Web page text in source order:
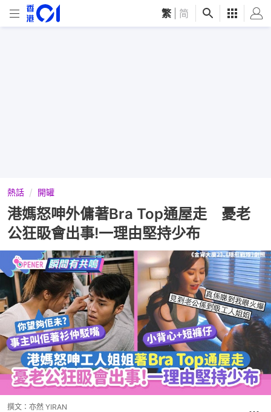
繁 简
熱話 開罐
港媽怒呻外傭著Bra Top通屋走 憂老
公狂𥄫會出事!一理由堅持少布
撰文： 亦然 YIRAN